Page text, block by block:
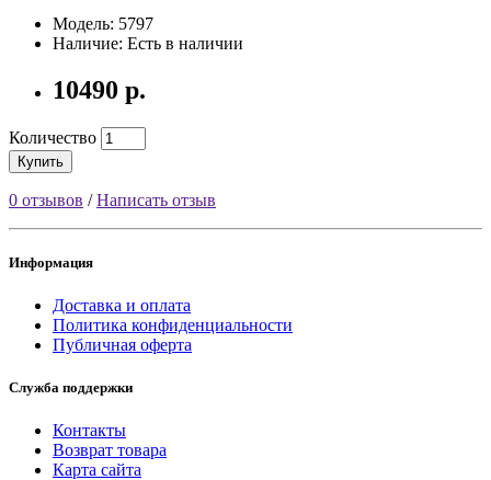
Модель: 5797
Наличие: Есть в наличии
10490 р.
Количество
Купить
0 отзывов /Написать отзыв
Информация
Доставка и оплата
Политика конфиденциальности
Публичная оферта
Служба поддержки
Контакты
Возврат товара
Карта сайта